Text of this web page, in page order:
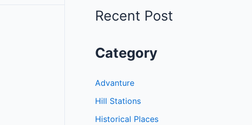
Recent Post
Category
Advanture
Hill Stations
Historical Places